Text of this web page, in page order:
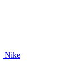
Nike